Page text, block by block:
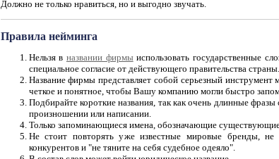
Должно не только нравиться, но и выгодно звучать.
Правила нейминга
Нельзя в названии фирмыиспользовать государственные
специальное согласие от действующего правительства страны.
Название фирмы представляет собой серьезный
четкое и понятное, чтобы Вашу компанию могли быстро
Подбирайте короткие названия, так как очень длинные
произношении или написании.
Только запоминающиеся имена, обозначающие
Не стоит повторять уже известные мировые бренды,
конкурентов и "не тяните на себя судебное одеяло".